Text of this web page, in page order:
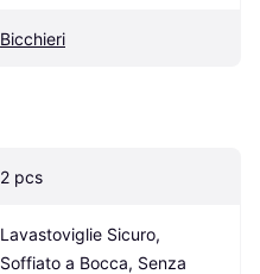
Bicchieri
2 pcs
Lavastoviglie Sicuro,
Soffiato a Bocca, Senza